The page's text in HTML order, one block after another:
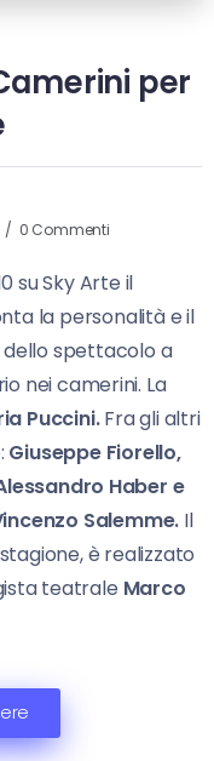
per
0 Commenti
su Sky Arte il
la personalità e il
spettacolo a
nei camerini. La
Puccini.Fra gli altri
Giuseppe Fiorello,
Haber e
Salemme. Il
è realizzato
teatrale Marco